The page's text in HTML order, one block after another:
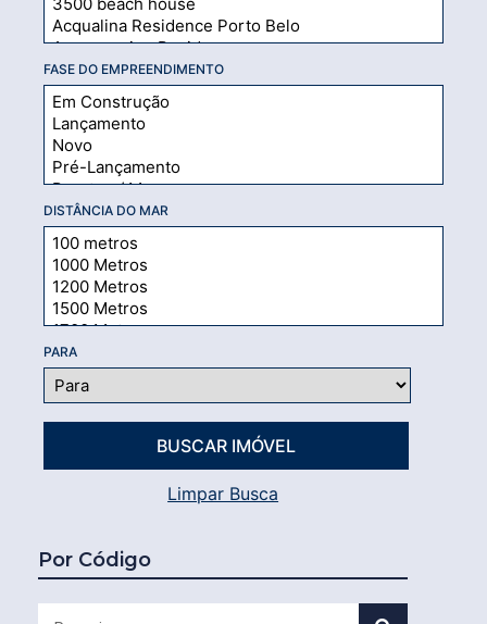
FASE DO EMPREENDIMENTO
DISTÂNCIA DO MAR
PARA
Limpar Busca
Por Código